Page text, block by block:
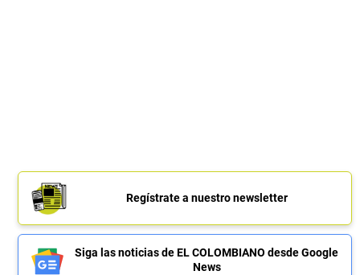
Regístrate a nuestro newsletter
Siga las noticias de EL COLOMBIANO desde Google
News